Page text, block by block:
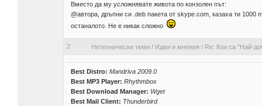
Вместо да му усложнявате живота по конзолен път:
@автора, дръпни си .deb пакета от skype.com, казаха ти
останалото. Не е никак сложно
2 Нетехнически теми/ Идеи и мнения / Re: Кои са "Най-
Best Distro: Mandriva 2009.0
Best MP3 Player: Rhythmbox
Best Download Manager: Wget
Best Mail Client: Thunderbird